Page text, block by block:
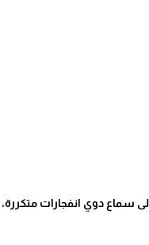
دوي انفجارات متكررة،